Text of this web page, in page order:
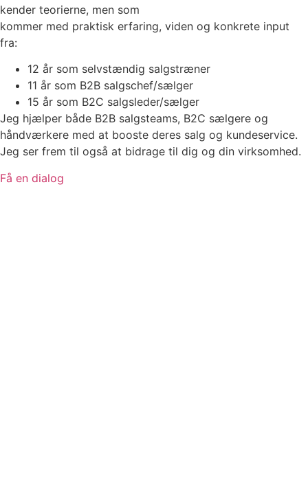
kender teorierne, men som
kommer med praktisk erfaring, viden og konkrete input
fra:
12 år som selvstændig salgstræner
11 år som B2B salgschef/sælger
15 år som B2C salgsleder/sælger
Jeg hjælper både B2B salgsteams, B2C sælgere og
håndværkere med at booste deres salg og kundeservice.
Jeg ser frem til også at bidrage til dig og din virksomhed.
Få en dialog